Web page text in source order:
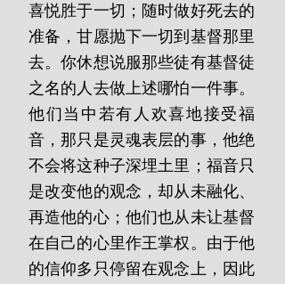
喜悦胜于一切；随时做好死去的
准备，甘愿抛下一切到基督那里
去。你休想说服那些徒有基督徒
之名的人去做上述哪怕一件事。
他们当中若有人欢喜地接受福
音，那只是灵魂表层的事，他绝
不会将这种子深埋土里；福音只
是改变他的观念，却从未融化、
再造他的心；他们也从未让基督
在自己的心里作王掌权。由于他
的信仰多只停留在观念上，因此